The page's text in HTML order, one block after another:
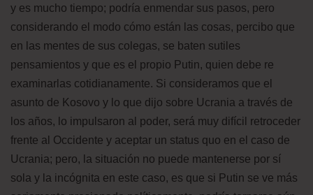
y es mucho tiempo; podría enmendar sus pasos, pero
considerando el modo cómo están las cosas, percibo que
en las mentes de sus colegas, se baten sutiles
pensamientos y que es el propio Putin, quien debe re
examinarlas cotidianamente. Si consideramos que el
asunto de Kosovo y lo que dijo sobre Ucrania a través de
los años, lo impulsaron al poder, será muy difícil retroceder
frente al Occidente y aceptar un status quo en el caso de
Ucrania; pero, la situación no puede mantenerse por sí
sola y la incógnita en este caso, es que si Putin se ve más